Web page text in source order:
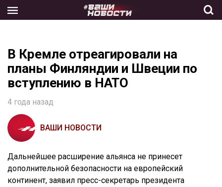
the
В Кремле отреагировали на
планы Финляндии и Швеции по
вступлению в НАТО
4 года назад
ВАШИ НОВОСТИ
Дальнейшее расширение альянса не принесет
дополнительной безопасности на европейский
континент, заявил пресс-секретарь президента